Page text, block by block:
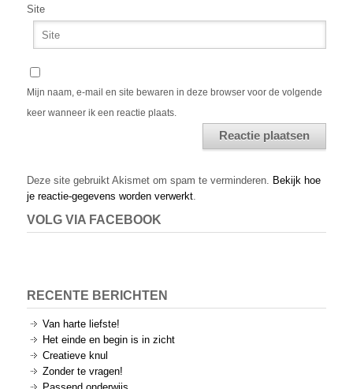
Site
Mijn naam, e-mail en site bewaren in deze browser voor de volgende
keer wanneer ik een reactie plaats.
Deze site gebruikt Akismet om spam te verminderen. Bekijk hoe
je reactie-gegevens worden verwerkt
VOLG VIA FACEBOOK
RECENTE BERICHTEN
Van harte liefste!
Het einde en begin is in zicht
Creatieve knul
Zonder te vragen!